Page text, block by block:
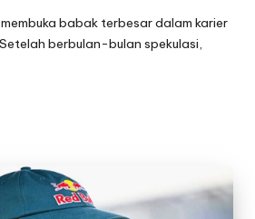
babak terbesar dalam karier
berbulan-bulan spekulasi,